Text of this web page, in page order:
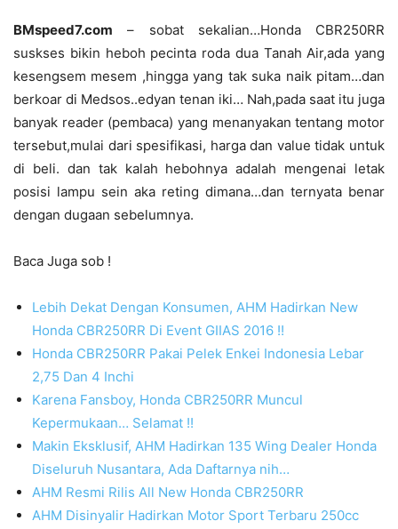
BMspeed7.com – sobat sekalian…Honda CBR250RR
suskses bikin heboh pecinta roda dua Tanah Air,ada yang
kesengsem mesem ,hingga yang tak suka naik pitam…dan
berkoar di Medsos..edyan tenan iki… Nah,pada saat itu juga
banyak reader (pembaca) yang menanyakan tentang motor
tersebut,mulai dari spesifikasi, harga dan value tidak untuk
di beli. dan tak kalah hebohnya adalah mengenai letak
posisi lampu sein aka reting dimana…dan ternyata benar
dengan dugaan sebelumnya.
Baca Juga sob !
Lebih Dekat Dengan Konsumen, AHM Hadirkan New
Honda CBR250RR Di Event GIIAS 2016 !!
Honda CBR250RR Pakai Pelek Enkei Indonesia Lebar
2,75 Dan 4 Inchi
Karena Fansboy, Honda CBR250RR Muncul
Kepermukaan… Selamat !!
Makin Eksklusif, AHM Hadirkan 135 Wing Dealer Honda
Diseluruh Nusantara, Ada Daftarnya nih…
AHM Resmi Rilis All New Honda CBR250RR
AHM Disinyalir Hadirkan Motor Sport Terbaru 250cc